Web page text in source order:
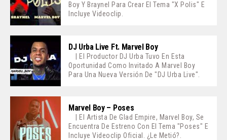
Boy Y Braynel Para Crear El Tema "X Polis" E
Incluye Videoclip.
DJ Urba Live Ft. Marvel Boy
| El Productor DJ Urba Tuvo En Esta
Oportunidad Como Invitado A Marvel Boy
Para Una Nueva Versión De "DJ Urba Live".
Marvel Boy – Poses
| El Artista De Glad Empire, Marvel Boy, Se
Encuentra De Estreno Con El Tema "Poses" E
Incluye Videoclip Oficial. ¿Le Metió?.